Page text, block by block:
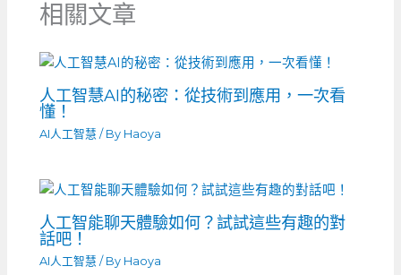
相關文章
人工智慧AI的秘密：從技術到應用，一次看
懂！
AI人工智慧 / By Haoya
人工智能聊天體驗如何？試試這些有趣的對
話吧！
AI人工智慧 / By Haoya